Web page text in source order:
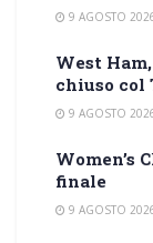
9 AGOSTO
West
chiuso col
9 AGOSTO
Women’s
finale
9 AGOSTO